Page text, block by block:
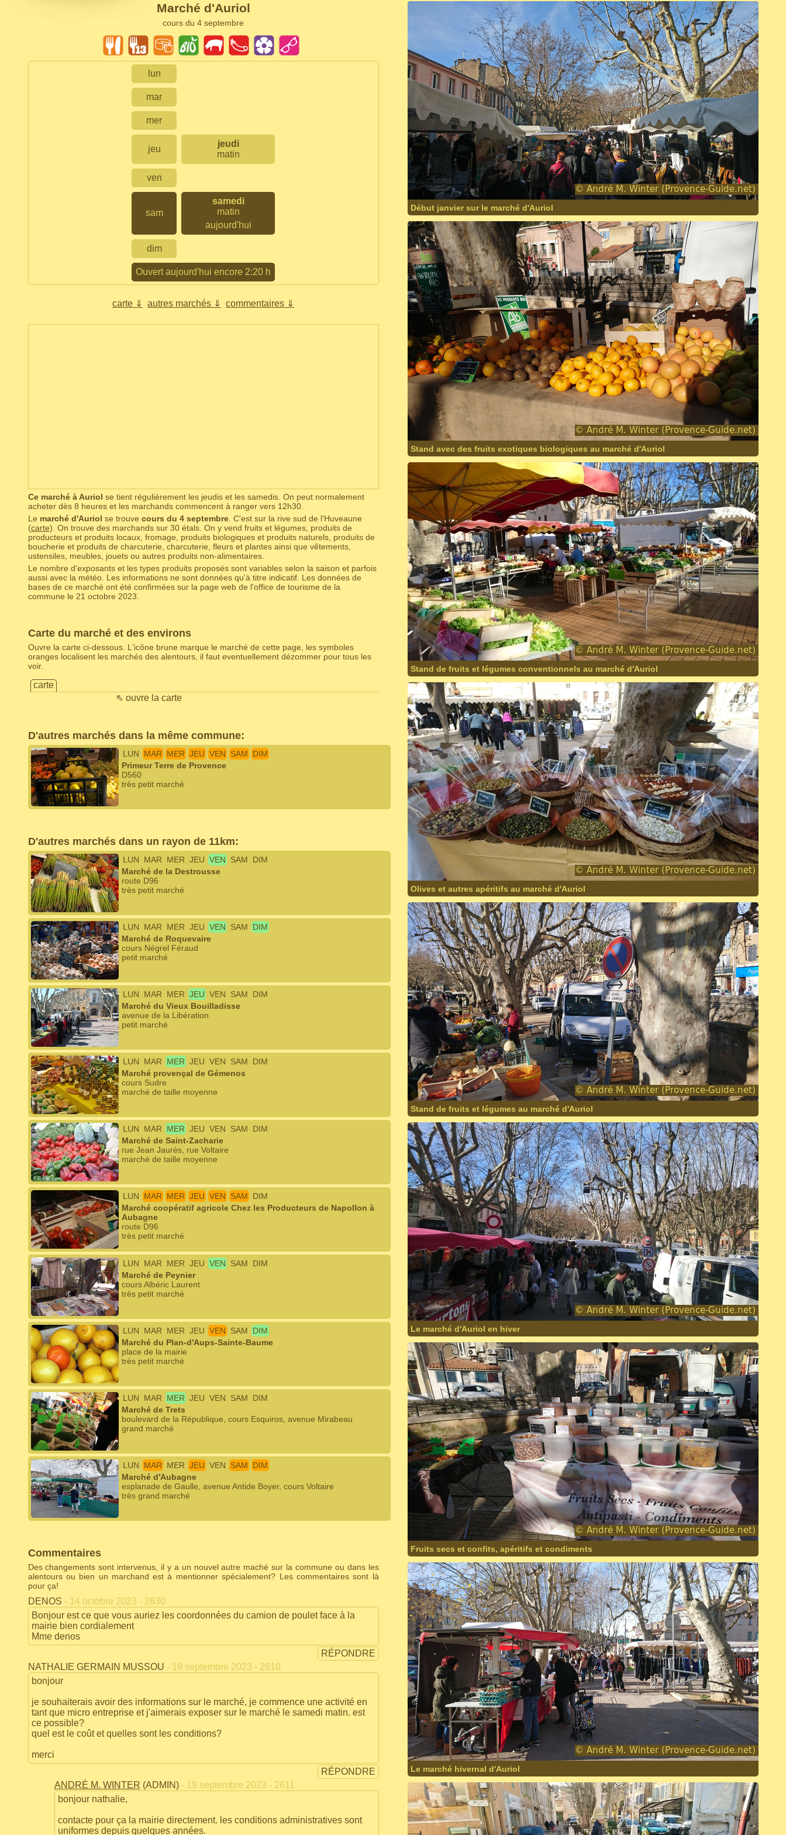
Marché d'Auriol
cours du 4 septembre
lun
mar
mer
jeu
jeudi
matin
ven
sam
samedi
matin
aujourd'hui
dim
Ouvert aujourd'hui encore 2:20 h
carte ⇓ autres marchés ⇓ commentaires ⇓
Ce marché à Auriol se tient régulièrement les jeudis et les samedis. On peut normalement
acheter dès 8 heures et les marchands commencent à ranger vers 12h30.
Le marché d'Auriol se trouve cours du 4 septembre. C'est sur la rive sud de l'Huveaune
(carte). On trouve des marchands sur 30 étals. On y vend fruits et légumes, produits de
producteurs et produits locaux, fromage, produits biologiques et produits naturels, produits de
boucherie et produits de charcuterie, charcuterie, fleurs et plantes ainsi que vêtements,
ustensiles, meubles, jouets ou autres produits non-alimentaires.
Le nombre d'exposants et les types produits proposés sont variables selon la saison et parfois
aussi avec la météo. Les informations ne sont données qu'à titre indicatif. Les données de
bases de ce marché ont été confirmées sur la page web de l'office de tourisme de la
commune le 21 octobre 2023.
Carte du marché et des environs
Ouvre la carte ci-dessous. L'icône brune marque le marché de cette page, les symboles
oranges localisent les marchés des alentours, il faut eventuellement dézommer pour tous les
voir.
carte
⇖ ouvre la carte
D'autres marchés dans la même commune:
LUN MAR MER JEU VEN SAM
DIM
Primeur Terre de Provence
D560
très petit marché
D'autres marchés dans un rayon de 11km:
LUN MAR MER JEU VEN SAM
DIM
Marché de la Destrousse
route D96
très petit marché
LUN MAR MER JEU VEN SAM
DIM
Marché de Roquevaire
cours Négrel Féraud
petit marché
LUN MAR MER JEU VEN SAM
DIM
Marché du Vieux Bouilladisse
avenue de la Libération
petit marché
LUN MAR MER JEU VEN SAM
DIM
Marché provençal de Gémenos
cours Sudre
marché de taille moyenne
LUN MAR MER JEU VEN SAM
DIM
Marché de Saint-Zacharie
rue Jean Jaurès, rue Voltaire
marché de taille moyenne
LUN MAR MER JEU VEN SAM
DIM
Marché coopératif agricole Chez les Producteurs de Napollon à
Aubagne
route D96
très petit marché
LUN MAR MER JEU VEN SAM
DIM
Marché de Peynier
cours Albéric Laurent
très petit marché
LUN MAR MER JEU VEN SAM
DIM
Marché du Plan-d'Aups-Sainte-Baume
place de la mairie
très petit marché
LUN MAR MER JEU VEN SAM
DIM
Marché de Trets
boulevard de la République, cours Esquiros, avenue Mirabeau
grand marché
LUN MAR MER JEU VEN SAM
DIM
Marché d'Aubagne
esplanade de Gaulle, avenue Antide Boyer, cours Voltaire
très grand marché
Commentaires
Des changements sont intervenus, il y a un nouvel autre maché sur la commune ou dans les
alentours ou bien un marchand est à mentionner spécialement? Les commentaires sont là
pour ça!
DENOS - 14 octobre 2023 - 2630
Bonjour est ce que vous auriez les coordonnées du camion de poulet face à la
mairie bien cordialement
Mme denos
RÉPONDRE
NATHALIE GERMAIN MUSSOU - 19 septembre 2023 - 2610
bonjour
je souhaiterais avoir des informations sur le marché, je commence une activité en
tant que micro entreprise et j'aimerais exposer sur le marché le samedi matin. est
ce possible?
quel est le coût et quelles sont les conditions?
merci
RÉPONDRE
ANDRÉ M. WINTER (ADMIN)- 19 septembre 2023 - 2611
bonjour nathalie,
contacte pour ça la mairie directement. les conditions administratives sont
uniformes depuis quelques années.
Début janvier sur le marché d'Auriol
Stand avec des fruits exotiques biologiques au marché d'Auriol
Stand de fruits et légumes conventionnels au marché d'Auriol
Olives et autres apéritifs au marché d'Auriol
Stand de fruits et légumes au marché d'Auriol
Le marché d'Auriol en hiver
Fruits secs et confits, apéritifs et condiments
Le marché hivernal d'Auriol